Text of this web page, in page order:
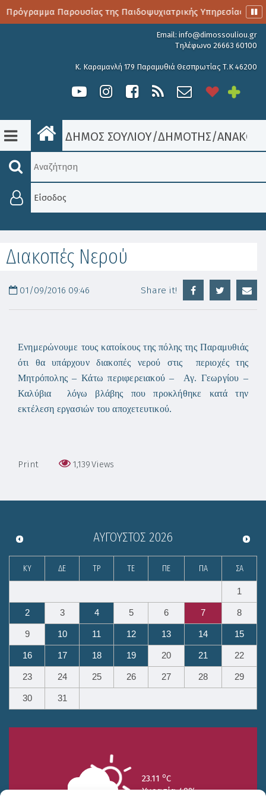
Πρόγραμμα Παρουσίας της Παιδοψυχιατρικής Υπηρεσίας
Email: info@dimossouliou.gr
Τηλέφωνο 26663 60100
Κ. Καραμανλή 179 Παραμυθιά Θεσπρωτίας Τ.Κ 46200
ΔΗΜΟΣ ΣΟΥΛΙΟΥ/ΔΗΜΟΤΗΣ/
Είσοδος
Διακοπές Νερού
01/09/2016 09:46 Share it!
Ενημερώνουμε τους κατοίκους της πόλης της Παραμυθιάς
ότι θα υπάρχουν διακοπές νερού στις περιοχές της
Μητρόπολης – Κάτω περιφερειακού – Αγ. Γεωργίου –
Καλύβια λόγω βλάβης που προκλήθηκε κατά την
εκτέλεση εργασιών του αποχετευτικού.
Print 1,139Views
ΑΎΓΟΥΣΤΟΣ 2026
ΚΥ ΔΕ ΤΡ ΤΕ ΠΕ ΠΑ ΣΑ
1
2 3 4 5 6 7 8
9 10 11 12 13 14 15
16 17 18 19 20 21 22
23 24 25 26 27 28 29
30 31
23.11 oC
Υγρασία 49%